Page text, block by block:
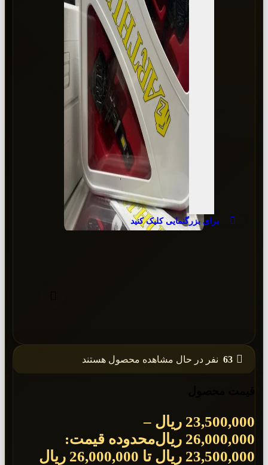
برای بزرگنمایی کلیک کنید
63 نفر در حال مشاهده محصول هستند
23,500,000 ریال –
26,000,000 ریالمحدوده قیمت:
23,500,000 ریال تا 26,000,000 ریال